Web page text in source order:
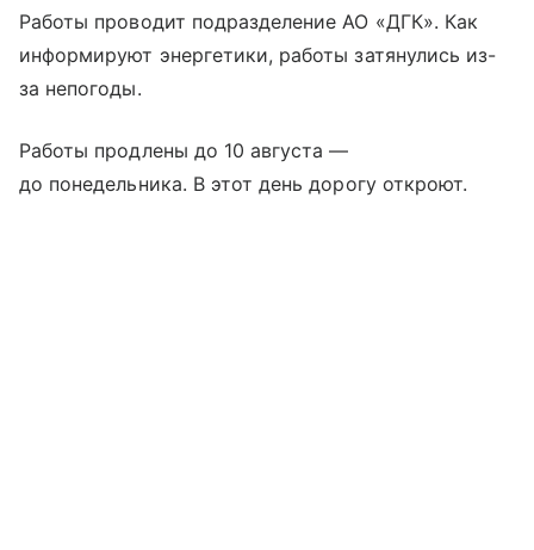
Работы проводит подразделение АО «ДГК». Как
информируют энергетики, работы затянулись из-
за непогоды.
Работы продлены до 10 августа —
до понедельника. В этот день дорогу откроют.